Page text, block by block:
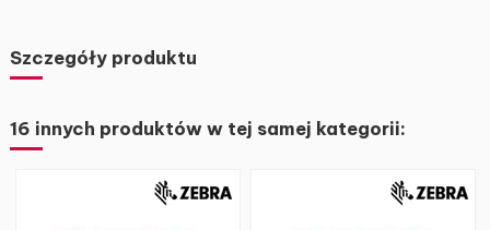
Szczegóły produktu
16 innych produktów w tej samej kategorii: